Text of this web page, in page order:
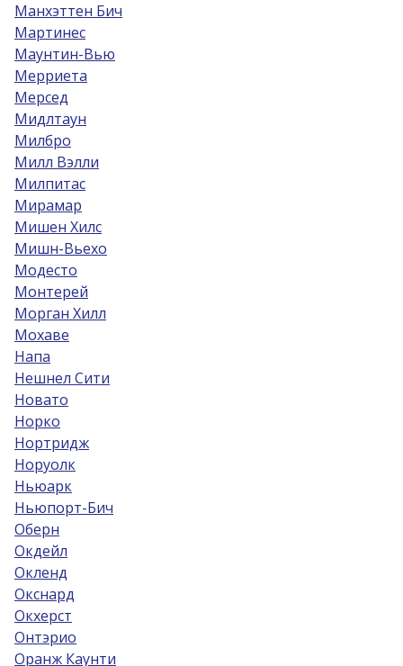
Манхэттен Бич
Мартинес
Маунтин-Вью
Мерриета
Мерсед
Мидлтаун
Милбро
Милл Вэлли
Милпитас
Мирамар
Мишен Хилс
Мишн-Вьехо
Модесто
Монтерей
Морган Хилл
Мохаве
Напа
Нешнел Сити
Новато
Норко
Нортридж
Норуолк
Ньюарк
Ньюпорт-Бич
Оберн
Окдейл
Окленд
Окснард
Окхерст
Онтэрио
Оранж Каунти